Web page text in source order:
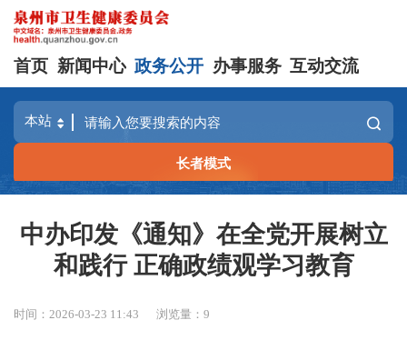
首页 新闻中心 政务公开 办事服务 互动交流
长者模式
中办印发《通知》在全党开展树立
和践行 正确政绩观学习教育
时间：2026-03-23 11:43 浏览量：9